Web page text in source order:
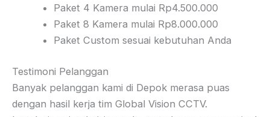
Paket 4 Kamera mulai Rp4.500.000
Paket 8 Kamera mulai Rp8.000.000
Paket Custom sesuai kebutuhan Anda
Testimoni Pelanggan
Banyak pelanggan kami di Depok merasa puas
dengan hasil kerja tim Global Vision CCTV.